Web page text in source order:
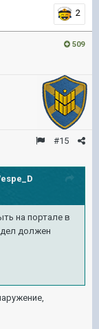
2
509
#15
на портале в
должен